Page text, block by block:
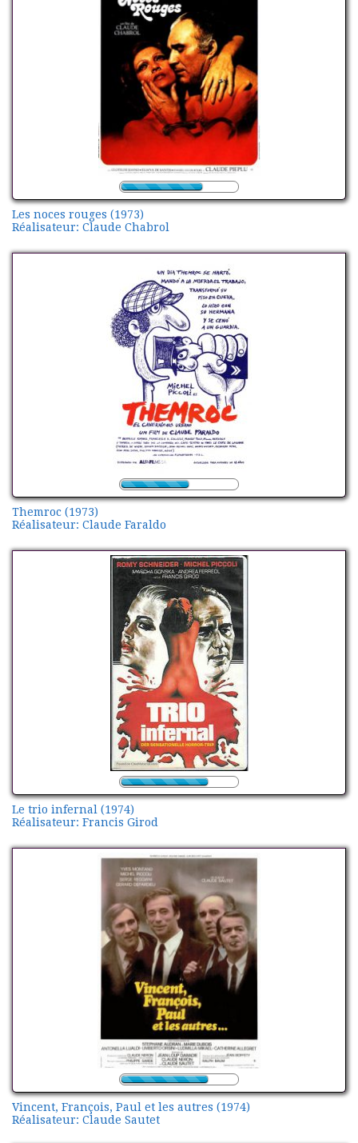
Les noces rouges (1973)
Réalisateur: Claude Chabrol
Themroc (1973)
Réalisateur: Claude Faraldo
Le trio infernal (1974)
Réalisateur: Francis Girod
Vincent, François, Paul et les autres (1974)
Réalisateur: Claude Sautet